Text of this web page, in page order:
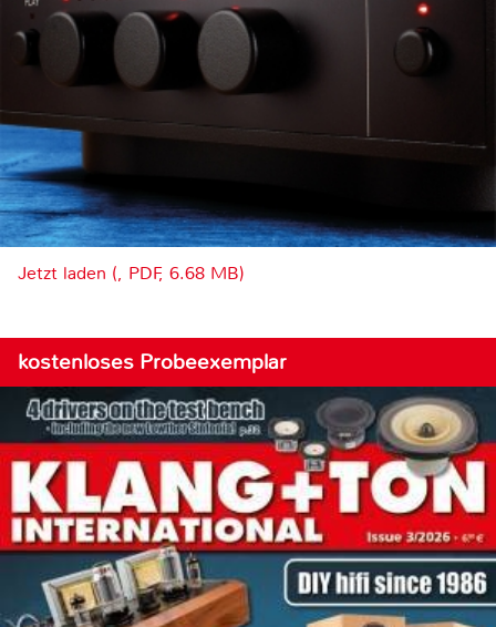
Jetzt laden (, PDF, 6.68 MB)
kostenloses Probeexemplar